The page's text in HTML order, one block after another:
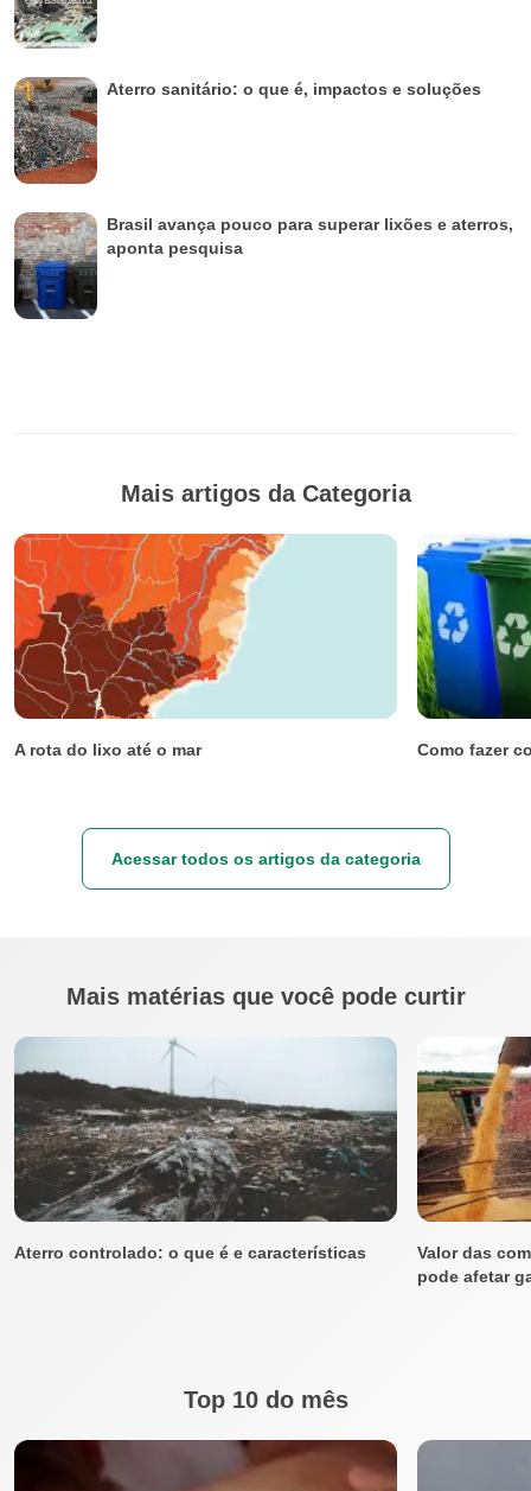
Aterro sanitário: o que é, impactos e soluções
Brasil avança pouco para superar lixões e aterros,
aponta pesquisa
Mais artigos da Categoria
A rota do lixo até o mar Como fazer
Acessar todos os artigos da categoria
Mais matérias que você pode curtir
Aterro controlado: o que é e características
Valor das
pode afetar
Top 10 do mês